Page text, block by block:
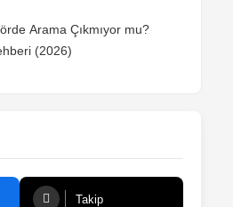
Arama Çıkmıyor mu?
(2026)
Takip